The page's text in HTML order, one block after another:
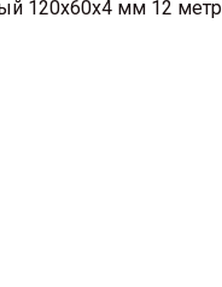
120х60х4 мм 12